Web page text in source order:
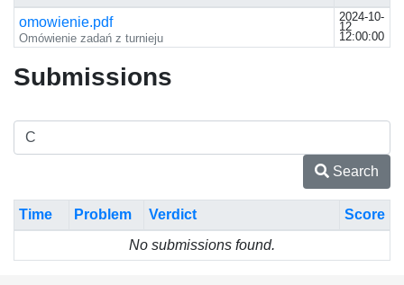
omowienie.pdf
Omówienie zadań z turnieju
2024-10-
12
12:00:00
Submissions
Search
Time Problem Verdict
Score
No submissions found.